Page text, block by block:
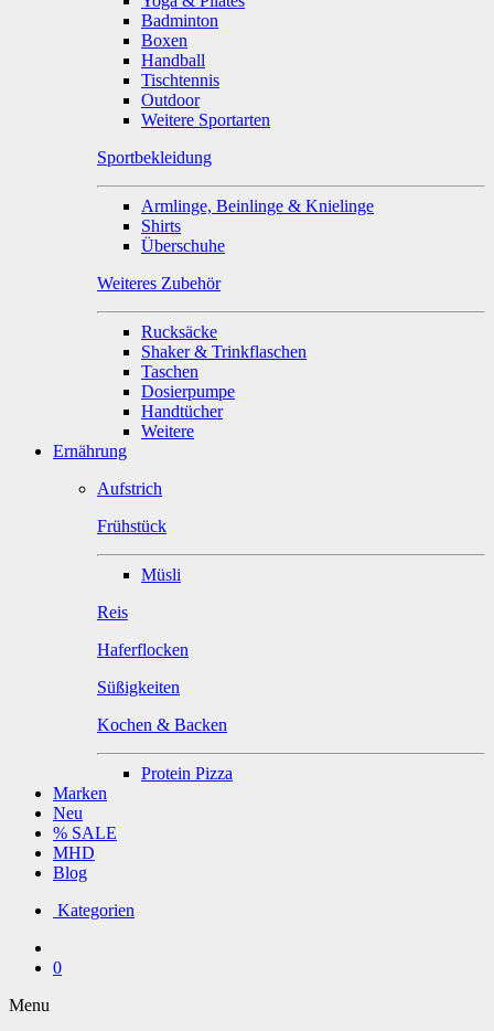
Badminton
Boxen
Handball
Tischtennis
Outdoor
Weitere Sportarten
Sportbekleidung
Armlinge, Beinlinge & Knielinge
Shirts
Überschuhe
Weiteres Zubehör
Rucksäcke
Shaker & Trinkflaschen
Taschen
Dosierpumpe
Handtücher
Weitere
Ernährung
Aufstrich
Frühstück
Müsli
Reis
Haferflocken
Süßigkeiten
Kochen & Backen
Protein Pizza
Marken
Neu
% SALE
MHD
Blog
Kategorien
0
Menu